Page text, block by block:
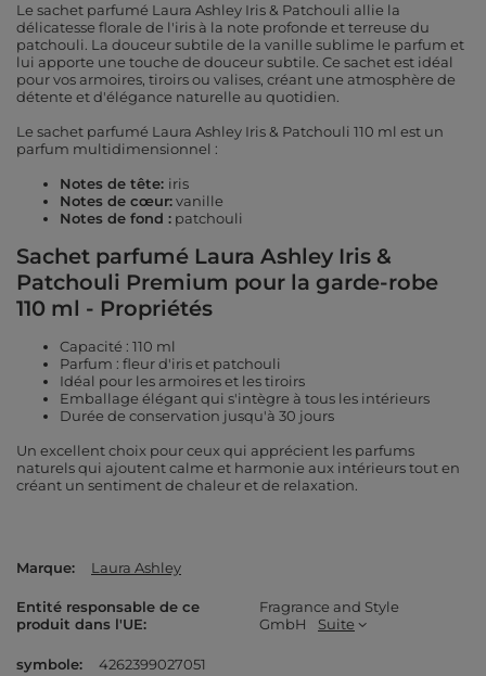
Le sachet parfumé Laura Ashley Iris & Patchouli allie la
délicatesse florale de l'iris à la note profonde et terreuse du
patchouli. La douceur subtile de la vanille sublime le parfum et
lui apporte une touche de douceur subtile. Ce sachet est idéal
pour vos armoires, tiroirs ou valises, créant une atmosphère de
détente et d'élégance naturelle au quotidien.
Le sachet parfumé Laura Ashley Iris & Patchouli 110 ml est un
parfum multidimensionnel :
Notes de tête: iris
Notes de cœur:vanille
Notes de fond : patchouli
Sachet parfumé Laura Ashley Iris &
Patchouli Premium pour la garde-robe
110 ml - Propriétés
Capacité : 110 ml
Parfum : fleur d'iris et patchouli
Idéal pour les armoires et les tiroirs
Emballage élégant qui s'intègre à tous les intérieurs
Durée de conservation jusqu'à 30 jours
Un excellent choix pour ceux qui apprécient les parfums
naturels qui ajoutent calme et harmonie aux intérieurs tout en
créant un sentiment de chaleur et de relaxation.
Marque Laura Ashley
Entité responsable de ce
produit dans l'UE
Fragrance and Style
GmbH
Suite
symbole 4262399027051